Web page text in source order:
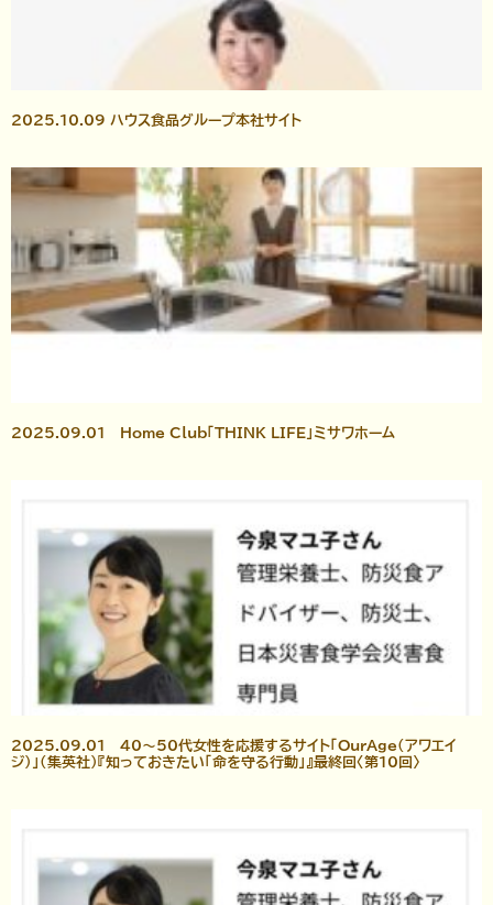
2025.10.09 ハウス食品グループ本社サイト
2025.09.01 Home Club「THINK LIFE」ミサワホーム
2025.09.01 40～50代女性を応援するサイト「OurAge（アワエイ
ジ）」（集英社）『知っておきたい「命を守る行動」』最終回〈第10回〉